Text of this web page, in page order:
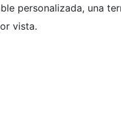
personalizada, una
vista.